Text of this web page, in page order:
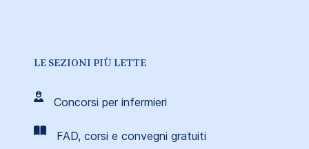
LE SEZIONI PIÙ LETTE
Concorsi per infermieri
FAD, corsi e convegni gratuiti